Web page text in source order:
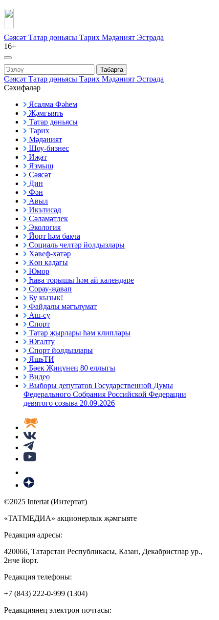
Сәясәт Татар дөньясы Тарих Мәдәният Эстрада
16+
Табарга
Сәясәт Татар дөньясы Тарих Мәдәният Эстрада
Сәхифәләр
Ясалма Фәһем
Җәмгыять
Татар дөньясы
Тарих
Мәдәният
Шоу-бизнес
Иҗат
Язмыш
Сәясәт
Дин
Фән
Авыл
Икътисад
Сәламәтлек
Экология
Йорт һәм бакча
Социаль челтәр йолдызлары
Хәвеф-хәтәр
Көн кадагы
Юмор
Һава торышы һәм ай календаре
Сорау-җавап
Бу кызык!
Файдалы мәгълүмат
Аш-су
Спорт
Татар җырлары һәм клиплары
Югалту
Спорт йолдызлары
ЯшьТИ
Бөек Җиңүнең 80 еллыгы
Видео
Выборы депутатов Государственной Думы
Федерального Собрания Российской Федерации
девятого созыва 20.09.2026
©2025 Intertat (Интертат)
«ТАТМЕДИА» акционерлык җәмгыяте
Редакция адресы:
420066, Татарстан Республикасы, Казан, Декабристлар ур.,
2нче йорт.
Редакция телефоны:
+7 (843) 222-0-999 (1304)
Редакциянең электрон почтасы: